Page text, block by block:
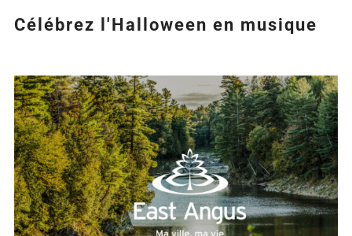
Célébrez l'Halloween en musique
Agrandir
l&apos;image